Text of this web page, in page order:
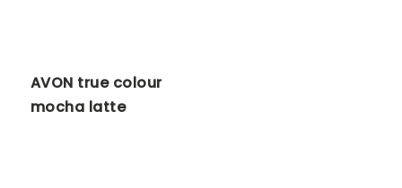
AVON true colour
mocha latte